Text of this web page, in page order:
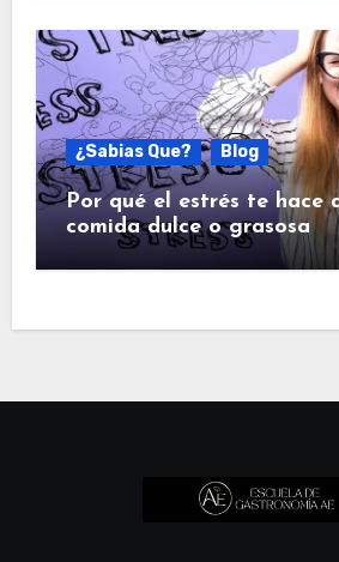
¿Sabias Que? Blog
Por qué el estrés te hace
comida dulce o grasosa